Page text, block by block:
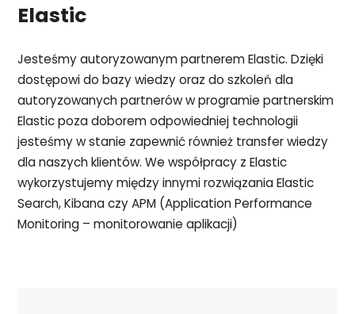
Elastic
Jesteśmy autoryzowanym partnerem Elastic. Dzięki
dostępowi do bazy wiedzy oraz do szkoleń dla
autoryzowanych partnerów w programie partnerskim
Elastic poza doborem odpowiedniej technologii
jesteśmy w stanie zapewnić również transfer wiedzy
dla naszych klientów. We współpracy z Elastic
wykorzystujemy między innymi rozwiązania Elastic
Search, Kibana czy APM (Application Performance
Monitoring – monitorowanie aplikacji)